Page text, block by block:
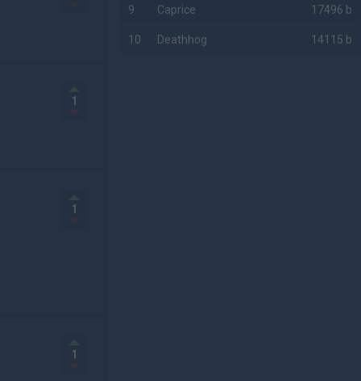
1
1
1
9 Caprice 17496 b
10 Deathhog 14115 b